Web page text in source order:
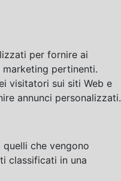
per fornire ai
pertinenti.
visitatori sui siti Web e
annunci personalizzati.
che vengono
classificati in una